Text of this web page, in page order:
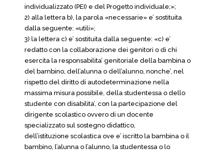
individualizzato (PEI) e del Progetto individuale;»;
2) alla lettera b), la parola «necessarie» e’ sostituita
dalla seguente: «utili»;
3) la lettera c) e’ sostituita dalla seguente: «c) e’
redatto con la collaborazione dei genitori o di chi
esercita la responsabilita’ genitoriale della bambina o
del bambino, dell’alunna o dell’alunno, nonche’, nel
rispetto del diritto di autodeterminazione nella
massima misura possibile, della studentessa o dello
studente con disabilita’, con la partecipazione del
dirigente scolastico ovvero di un docente
specializzato sul sostegno didattico,
dell’istituzione scolastica ove e’ iscritto la bambina o il
bambino, l’alunna o l’alunno, la studentessa o lo